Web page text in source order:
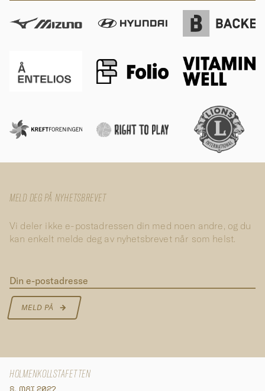
MELD DEG PÅ NYHETSBREVET
Vi deler ikke e-postadressen din med noen andre, og du
kan enkelt melde deg av nyhetsbrevet når som helst.
Din e-postadresse
MELD PÅ
HOLMENKOLLSTAFETTEN